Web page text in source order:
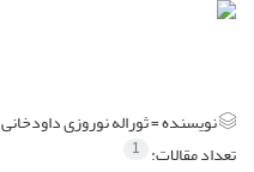
نویسنده =ثوراله نوروزی داودخانی
تعداد مقالات: 1